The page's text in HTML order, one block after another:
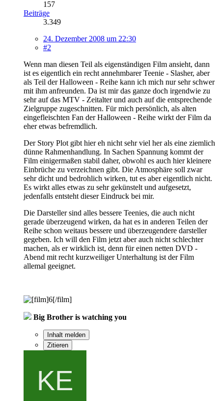
157
Beiträge
3.349
24. Dezember 2008 um 22:30
#2
Wenn man diesen Teil als eigenständigen Film ansieht, dann
ist es eigentlich ein recht annehmbarer Teenie - Slasher, aber
als Teil der Halloween - Reihe kann ich mich nur sehr schwer
mit ihm anfreunden. Da ist mir das ganze doch irgendwie zu
sehr auf das MTV - Zeitalter und auch auf die entsprechende
Zielgruppe zugeschnitten. Für mich persönlich, als alten
eingefleischten Fan der Halloween - Reihe wirkt der Film da
eher etwas befremdlich.
Der Story Plot gibt hier eh nicht sehr viel her als eine ziemlich
dünne Rahmenhandlung. In Sachen Spannung kommt der
Film einigermaßen stabil daher, obwohl es auch hier kleinere
Einbrüche zu verzeichnen gibt. Die Atmosphäre soll zwar
sehr dicht und bedrohlich wirken, tut es aber eigentlich nicht.
Es wirkt alles etwas zu sehr gekünstelt und aufgesetzt,
jedenfalls entsteht dieser Eindruck bei mir.
Die Darsteller sind alles bessere Teenies, die auch nicht
gerade überzeugend wirken, da hat es in anderen Teilen der
Reihe schon weitaus bessere und überzeugendere darsteller
gegeben. Ich will den Film jetzt aber auch nicht schlechter
machen, als er wirklich ist, denn für einen netten DVD -
Abend mit recht kurzweiliger Unterhaltung ist der Film
allemal geeignet.
Big Brother is watching you
Inhalt melden
Zitieren